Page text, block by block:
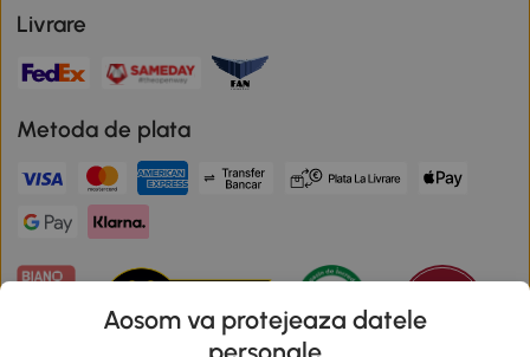
Livrare
Metoda de plata
Aosom va protejeaza datele